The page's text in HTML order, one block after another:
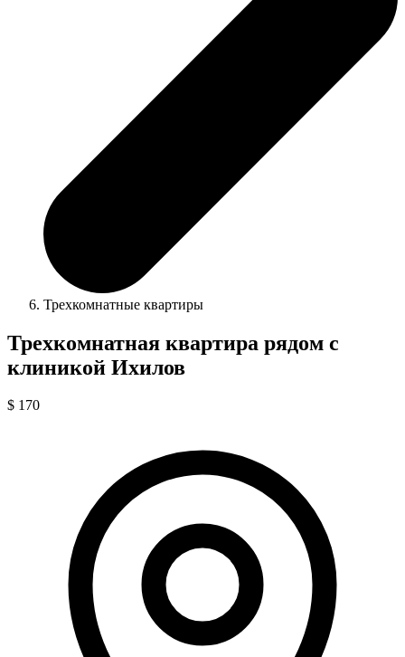
Трехкомнатные квартиры
Трехкомнатная квартира рядом с
клиникой Ихилов
$ 170